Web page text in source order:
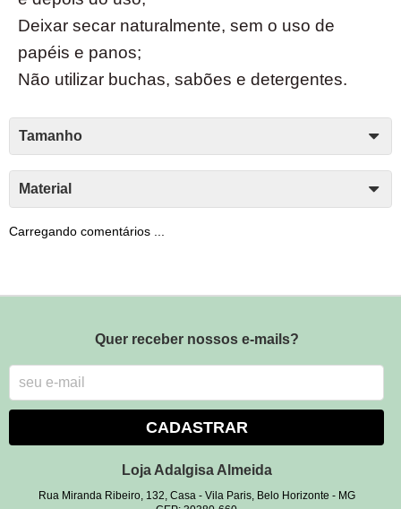
Deixar secar naturalmente, sem o uso de
papéis e panos;
Não utilizar buchas, sabões e detergentes.
Tamanho
Material
Carregando comentários ...
Quer receber nossos e-mails?
CADASTRAR
Loja Adalgisa Almeida
Rua Miranda Ribeiro, 132, Casa- Vila Paris, Belo Horizonte - MG